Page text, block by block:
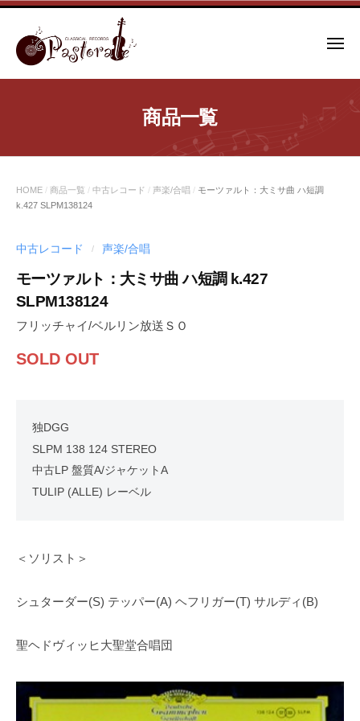
コ
メ
ー
商品一覧
HOME / 商品一覧 / 中古レコード / 声楽/合唱 / モーツァルト：大ミサ曲 ハ短調
k.427 SLPM138124
中古レコード / 声楽/合唱
モーツァルト：大ミサ曲 ハ短調 k.427
SLPM138124
フリッチャイ/ベルリン放送ＳＯ
SOLD OUT
独DGG
SLPM 138 124 STEREO
中古LP 盤質A/ジャケットA
TULIP (ALLE) レーベル
＜ソリスト＞
シュターダー(S) テッパー(A) ヘフリガー(T) サルディ(B)
聖ヘドヴィッヒ大聖堂合唱団